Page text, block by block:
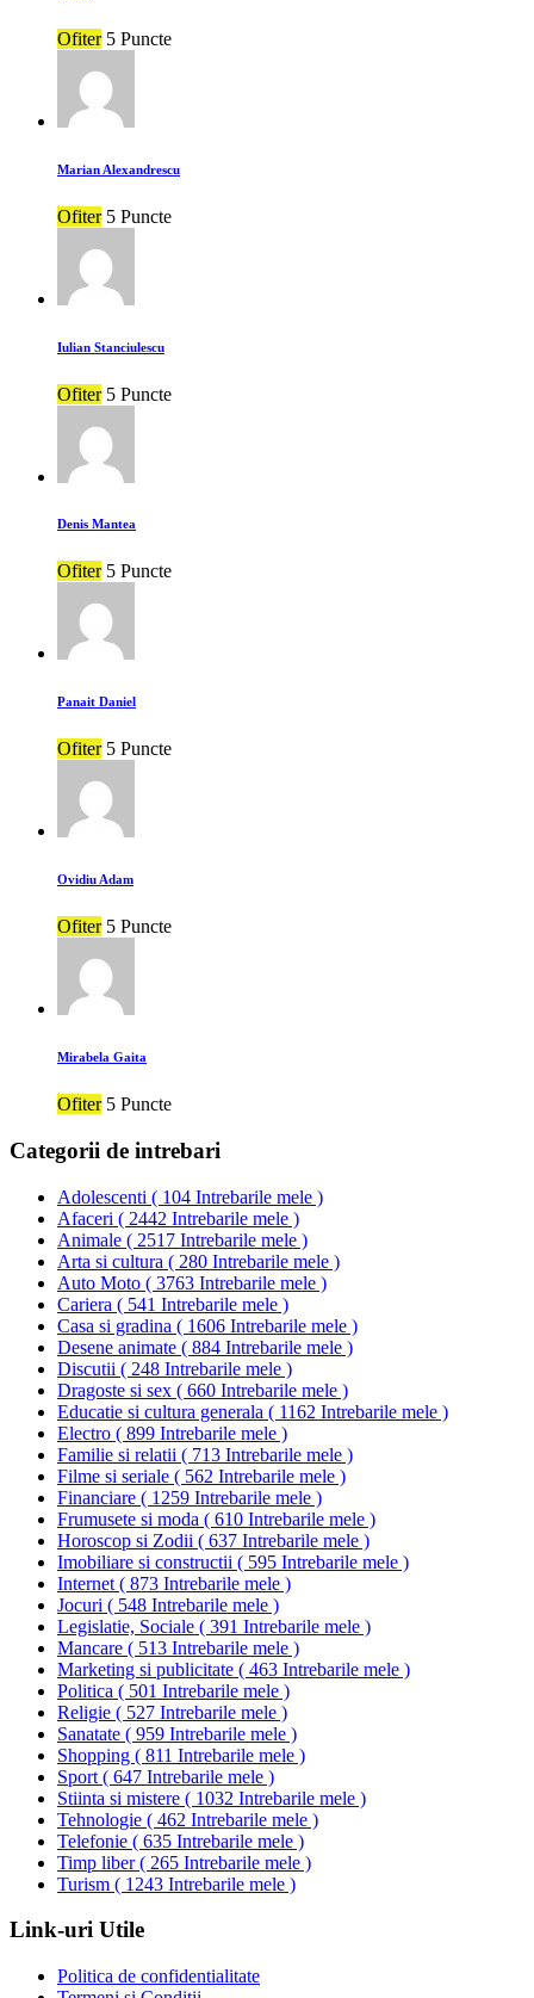
Ofiter 5 Puncte
Marian Alexandrescu
Ofiter 5 Puncte
Iulian Stanciulescu
Ofiter 5 Puncte
Denis Mantea
Ofiter 5 Puncte
Panait Daniel
Ofiter 5 Puncte
Ovidiu Adam
Ofiter 5 Puncte
Mirabela Gaita
Ofiter 5 Puncte
Categorii de intrebari
Adolescenti ( 104 Intrebarile mele )
Afaceri ( 2442 Intrebarile mele )
Animale ( 2517 Intrebarile mele )
Arta si cultura ( 280 Intrebarile mele )
Auto Moto ( 3763 Intrebarile mele )
Cariera ( 541 Intrebarile mele )
Casa si gradina ( 1606 Intrebarile mele )
Desene animate ( 884 Intrebarile mele )
Discutii ( 248 Intrebarile mele )
Dragoste si sex ( 660 Intrebarile mele )
Educatie si cultura generala ( 1162 Intrebarile mele )
Electro ( 899 Intrebarile mele )
Familie si relatii ( 713 Intrebarile mele )
Filme si seriale ( 562 Intrebarile mele )
Financiare ( 1259 Intrebarile mele )
Frumusete si moda ( 610 Intrebarile mele )
Horoscop si Zodii ( 637 Intrebarile mele )
Imobiliare si constructii ( 595 Intrebarile mele )
Internet ( 873 Intrebarile mele )
Jocuri ( 548 Intrebarile mele )
Legislatie, Sociale ( 391 Intrebarile mele )
Mancare ( 513 Intrebarile mele )
Marketing si publicitate ( 463 Intrebarile mele )
Politica ( 501 Intrebarile mele )
Religie ( 527 Intrebarile mele )
Sanatate ( 959 Intrebarile mele )
Shopping ( 811 Intrebarile mele )
Sport ( 647 Intrebarile mele )
Stiinta si mistere ( 1032 Intrebarile mele )
Tehnologie ( 462 Intrebarile mele )
Telefonie ( 635 Intrebarile mele )
Timp liber( 265 Intrebarile mele )
Turism ( 1243 Intrebarile mele )
Link-uri Utile
Politica de confidentialitate